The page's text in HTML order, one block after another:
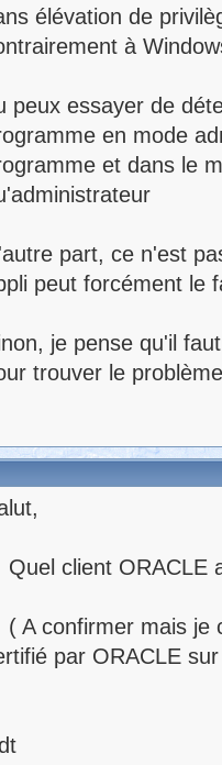
élévation de
à
peux essayer de
en mode
et dans le
part, ce n'est
peut forcément le
je pense qu'il
trouver le
client ORACLE
A confirmer mais je
par ORACLE